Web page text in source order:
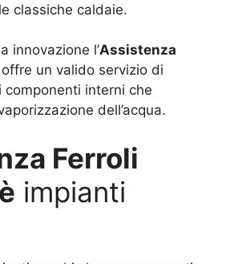
classiche caldaie.
innovazione l’Assistenza
offre un valido servizio di
interni che
dell’acqua.
Ferroli
impianti